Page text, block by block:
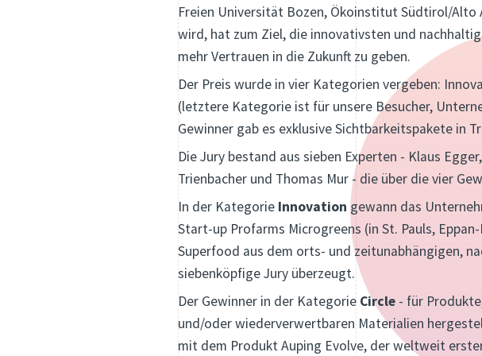
Freien Universität Bozen, Ökoinstitut Südtirol/Alto
wird, hat zum Ziel, die innovativsten und
mehr Vertrauen in die Zukunft zu geben.
Der Preis wurde in vier Kategorien vergeben:
(letztere Kategorie ist für unsere Besucher,
Gewinner gab es exklusive Sichtbarkeitspakete in
Die Jury bestand aus sieben Experten - Klaus
Trienbacher und Thomas Mur - die über die vier
In der Kategorie Innovation gewann das
Start-up Profarms Microgreens (in St. Pauls,
Superfood aus dem orts- und zeitunabhängigen,
siebenköpfige Jury überzeugt.
Der Gewinner in der Kategorie Circle - für
und/oder wiederverwertbaren Materialien
mit dem Produkt Auping Evolve, der weltweit